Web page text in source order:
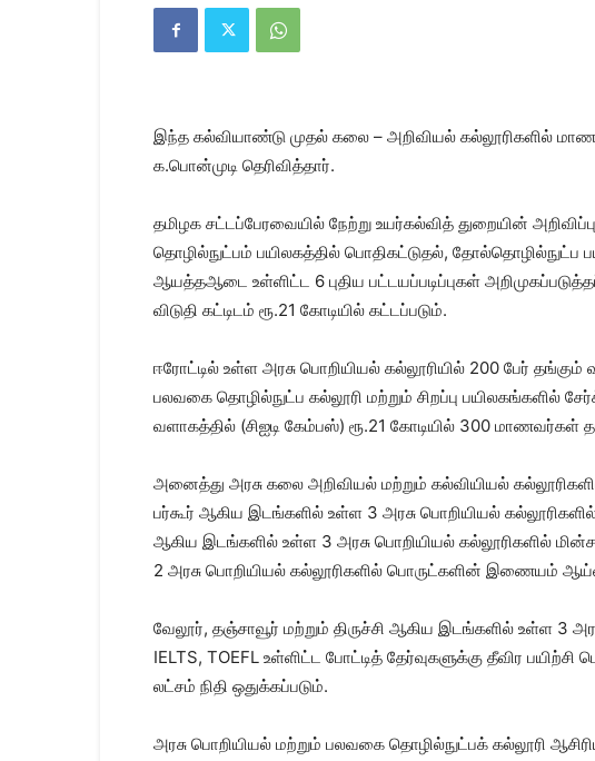
|
இந்த கல்வியாண்டு முதல் கலை – அறிவியல் கல்லூரிகளில்
க.பொன்முடி தெரிவித்தார்.
தமிழக சட்டப்பேரவையில் நேற்று உயர்கல்வித் துறையின்
தொழில்நுட்பம் பயிலகத்தில் பொதிகட்டுதல்,
ஆயத்தஆடை உள்ளிட்ட 6 புதிய பட்டயப்படிப்புகள்
விடுதி கட்டிடம் ரூ.21 கோடியில் கட்டப்படும்.
ஈரோட்டில் உள்ள அரசு பொறியியல் கல்லூரியில் 200 பேர்
பலவகை தொழில்நுட்ப கல்லூரி மற்றும் சிறப்பு பயிலகங்களில்
வளாகத்தில் (சிஐடி கேம்பஸ்) ரூ.21 கோடியில் 300 மாணவர்கள்
அனைத்து அரசு கலை அறிவியல் மற்றும் கல்வியியல்
பர்கூர் ஆகிய இடங்களில் உள்ள 3 அரசு பொறியியல்
ஆகிய இடங்களில் உள்ள 3 அரசு பொறியியல் கல்லூரிகளில்
2 அரசு பொறியியல் கல்லூரிகளில் பொருட்களின் இணையம்
வேலூர், தஞ்சாவூர் மற்றும் திருச்சி ஆகிய இடங்களில் உள்ள 3
IELTS, TOEFL உள்ளிட்ட போட்டித் தேர்வுகளுக்கு தீவிர
லட்சம் நிதி ஒதுக்கப்படும்.
அரசு பொறியியல் மற்றும் பலவகை தொழில்நுட்பக் கல்லூரி